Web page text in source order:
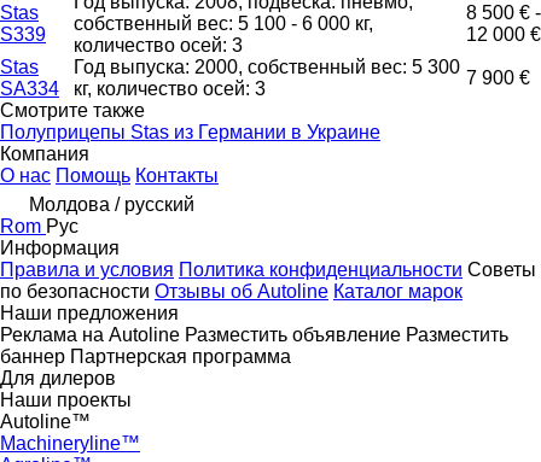
Stas
S339
собственный вес: 5 100 - 6 000 кг,
количество осей: 3
8 500 € -
12 000 €
Stas
SA334
Год выпуска: 2000, собственный вес: 5 300
кг, количество осей: 3
7 900 €
Смотрите также
Полуприцепы Stas из Германии в Украине
Компания
О нас Помощь Контакты
Молдова / русский
Rom Рус
Информация
Правила и условия Политика конфиденциальности Советы
по безопасности Отзывы об Autoline Каталог марок
Наши предложения
Реклама на Autoline Разместить объявление Разместить
баннер Партнерская программа
Для дилеров
Наши проекты
Autoline™
Machineryline™